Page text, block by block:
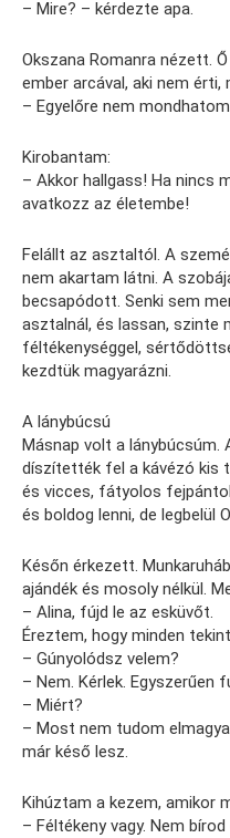
– Mire? – kérdezte apa.
Okszana Romanra nézett.
ember arcával, aki nem érti,
– Egyelőre nem
Kirobantam:
– Akkor hallgass! Ha nincs
avatkozz az életembe!
Felállt az asztaltól. A
nem akartam látni. A
becsapódott. Senki sem
asztalnál, és lassan, szinte
féltékenységgel,
kezdtük magyarázni.
A lánybúcsú
Másnap volt a lánybúcsúm.
díszítették fel a kávézó kis
és vicces, fátyolos
és boldog lenni, de legbelül
Későn érkezett.
ajándék és mosoly nélkül.
– Alina, fújd le az esküvőt.
Éreztem, hogy minden
– Gúnyolódsz velem?
– Nem. Kérlek. Egyszerűen
– Miért?
– Most nem tudom
már késő lesz.
Kihúztam a kezem, amikor
– Féltékeny vagy. Nem